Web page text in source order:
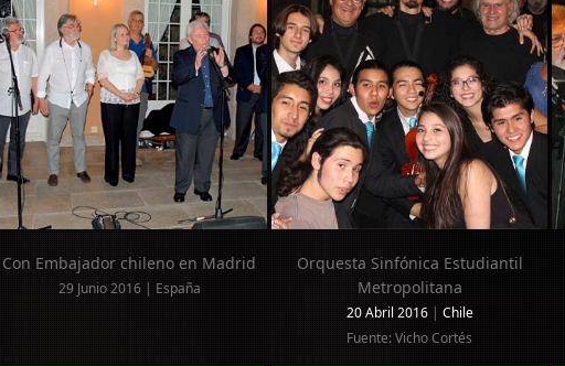
Con Embajador chileno en Madrid
29 Junio 2016 | España
Orquesta Sinfónica Estudiantil
Metropolitana
20 Abril 2016 | Chile
Fuente: Vicho Cortés